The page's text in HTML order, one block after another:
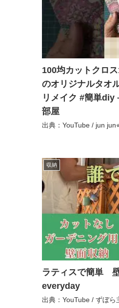
100均カットクロ
のオリジナルタオ
リメイク #簡単diy
部屋
出典：YouTube / jun
収納
ラティスで簡単
everyday
出典：YouTube / ずぼら